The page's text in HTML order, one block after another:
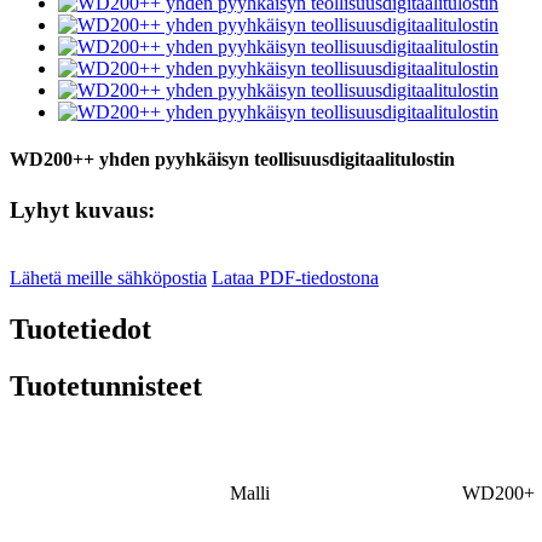
WD200++ yhden pyyhkäisyn teollisuusdigitaalitulostin
Lyhyt kuvaus:
Lähetä meille sähköpostia Lataa PDF-tiedostona
Tuotetiedot
Tuotetunnisteet
Malli WD200+